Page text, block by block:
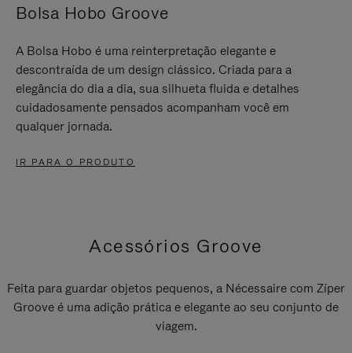
Bolsa Hobo Groove
A Bolsa Hobo é uma reinterpretação elegante e
descontraída de um design clássico. Criada para a
elegância do dia a dia, sua silhueta fluida e detalhes
cuidadosamente pensados acompanham você em
qualquer jornada.
IR PARA O PRODUTO
Acessórios Groove
Feita para guardar objetos pequenos, a Nécessaire com Zíper
Groove é uma adição prática e elegante ao seu conjunto de
viagem.